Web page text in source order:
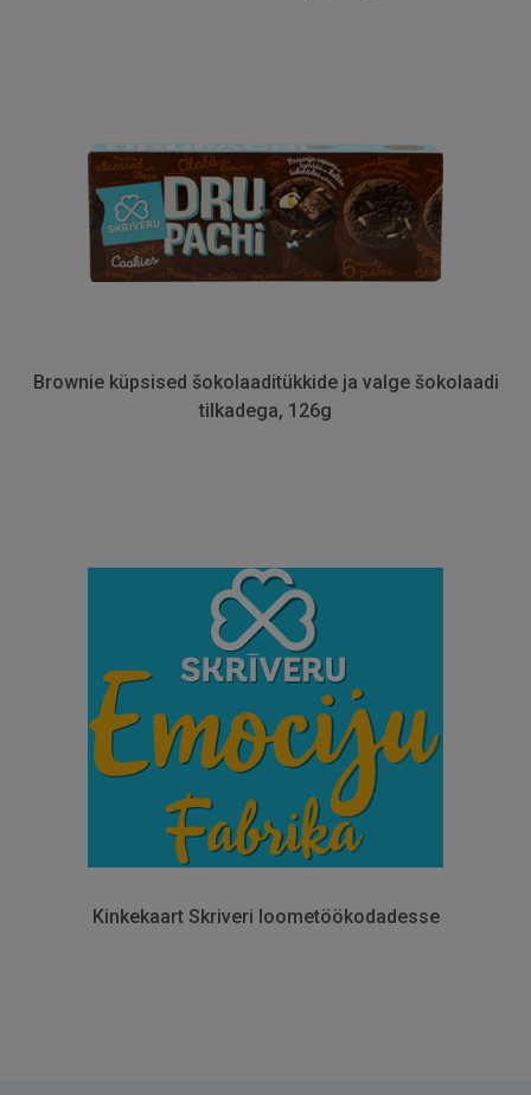
Brownie küpsised šokolaaditükkide ja valge šokolaadi
tilkadega, 126g
Kinkekaart Skriveri loometöökodadesse